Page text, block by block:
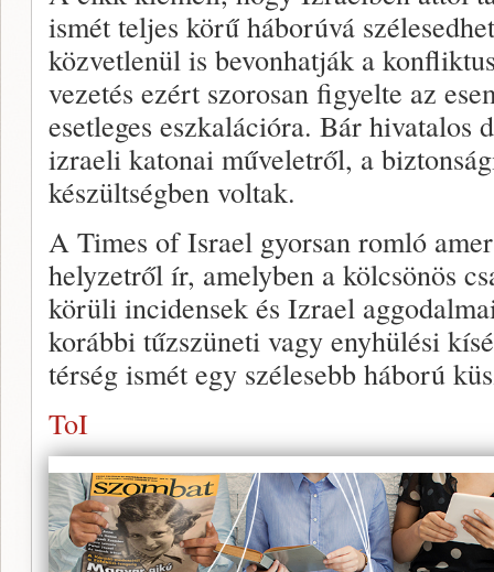
ismét teljes körű háborúvá
közvetlenül is bevonhatják a
vezetés ezért szorosan figyelte az
esetleges eszkalációra. Bár hivatalos
izraeli katonai műveletről, a
készültségben voltak.
A Times of Israel gyorsan romló
helyzetről ír, amelyben a kölcsönös
körüli incidensek és Izrael
korábbi tűzszüneti vagy enyhülési
térség ismét egy szélesebb háború
ToI